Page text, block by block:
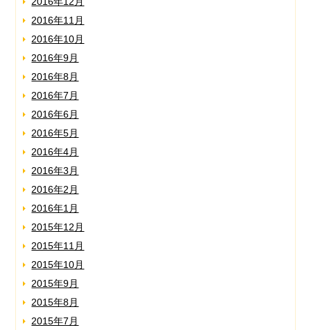
2016年11月
2016年10月
2016年9月
2016年8月
2016年7月
2016年6月
2016年5月
2016年4月
2016年3月
2016年2月
2016年1月
2015年12月
2015年11月
2015年10月
2015年9月
2015年8月
2015年7月